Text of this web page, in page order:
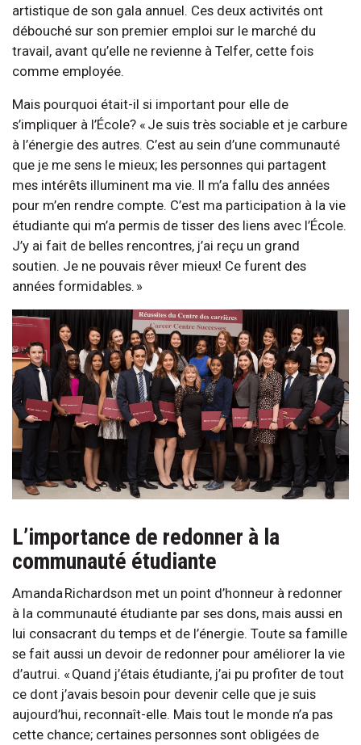
artistique de son gala annuel. Ces deux activités ont
débouché sur son premier emploi sur le marché du
travail, avant qu’elle ne revienne à Telfer, cette fois
comme employée.
Mais pourquoi était-il si important pour elle de
s’impliquer à l’École? « Je suis très sociable et je carbure
à l’énergie des autres. C’est au sein d’une communauté
que je me sens le mieux; les personnes qui partagent
mes intérêts illuminent ma vie. Il m’a fallu des années
pour m’en rendre compte. C’est ma participation à la vie
étudiante qui m’a permis de tisser des liens avec l’École.
J’y ai fait de belles rencontres, j’ai reçu un grand
soutien. Je ne pouvais rêver mieux! Ce furent des
années formidables. »
L’importance de redonner à la
communauté étudiante
Amanda Richardson met un point d’honneur à redonner
à la communauté étudiante par ses dons, mais aussi en
lui consacrant du temps et de l’énergie. Toute sa famille
se fait aussi un devoir de redonner pour améliorer la vie
d’autrui. « Quand j’étais étudiante, j’ai pu profiter de tout
ce dont j’avais besoin pour devenir celle que je suis
aujourd’hui, reconnaît-elle. Mais tout le monde n’a pas
cette chance; certaines personnes sont obligées de